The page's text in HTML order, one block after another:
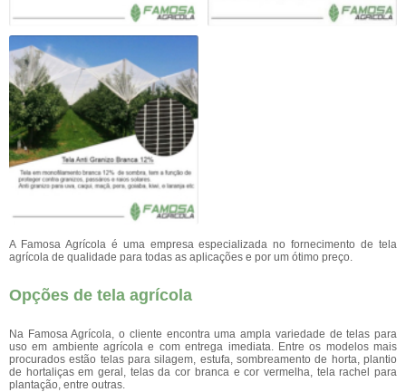
A Famosa Agrícola é uma empresa especializada no fornecimento de tela
agrícola de qualidade para todas as aplicações e por um ótimo preço.
Opções de tela agrícola
Na Famosa Agrícola, o cliente encontra uma ampla variedade de telas para
uso em ambiente agrícola e com entrega imediata. Entre os modelos mais
procurados estão telas para silagem, estufa, sombreamento de horta, plantio
de hortaliças em geral, telas da cor branca e cor vermelha, tela rachel para
plantação, entre outras.